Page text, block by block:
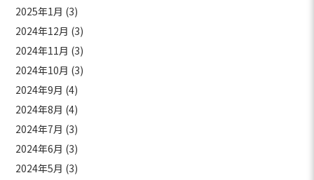
2025年1月 (3)
2024年12月 (3)
2024年11月 (3)
2024年10月 (3)
2024年9月 (4)
2024年8月 (4)
2024年7月 (3)
2024年6月 (3)
2024年5月 (3)